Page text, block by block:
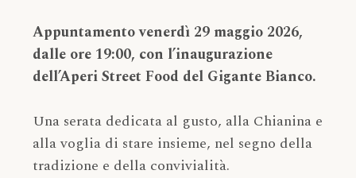
Appuntamento venerdì 29 maggio 2026,
dalle ore 19:00, con l’inaugurazione
dell’Aperi Street Food del Gigante Bianco.
Una serata dedicata al gusto, alla Chianina e
alla voglia di stare insieme, nel segno della
tradizione e della convivialità.